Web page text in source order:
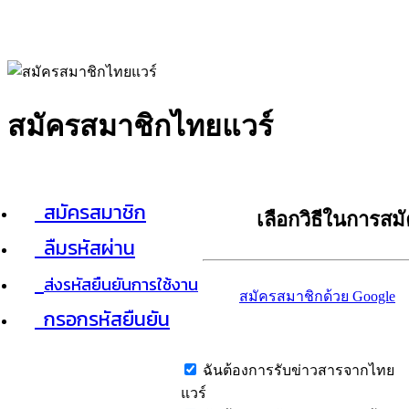
สมัครสมาชิกไทยแวร์
สมัครสมาชิก
ลืมรหัสผ่าน
ส่งรหัสยืนยันการใช้งาน
กรอกรหัสยืนยัน
เลือกวิธีในการส
สมัครสมาชิกด้วย Google
ฉันต้องการรับข่าวสารจากไทย
แวร์